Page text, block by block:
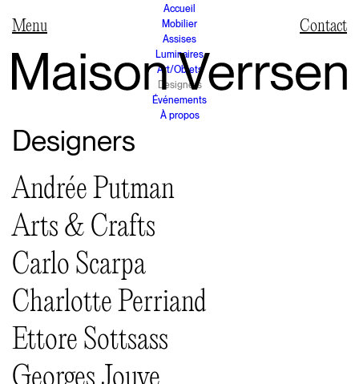
Contact
Accueil
Mobilier
Assises
Luminaires
Art/Objets
Designers
Événements
À propos
Designers
Andrée Putman
Arts & Crafts
Carlo Scarpa
Charlotte Perriand
Ettore Sottsass
Georges Jouve